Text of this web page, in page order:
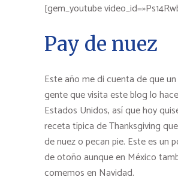
[gem_youtube
Pay de nuez
Este año me di cuenta de que
gente que visita este blog lo
Estados Unidos, así que hoy
receta típica de Thanksgiving
de nuez o pecan pie. Este es un
de otoño aunque en México
comemos en Navidad.